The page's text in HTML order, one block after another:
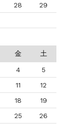
28
29
金 土
4
5
11
12
18
19
25 26